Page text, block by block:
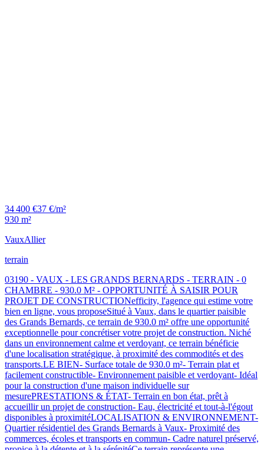
34 400 €37 €/m²
930 m²
VauxAllier
terrain
03190 - VAUX - LES GRANDS BERNARDS - TERRAIN - 0
CHAMBRE - 930.0 M² - OPPORTUNITÉ À SAISIR POUR
PROJET DE CONSTRUCTIONefficity, l'agence qui estime votre
bien en ligne, vous proposeSitué à Vaux, dans le quartier paisible
des Grands Bernards, ce terrain de 930.0 m² offre une opportunité
exceptionnelle pour concrétiser votre projet de construction. Niché
dans un environnement calme et verdoyant, ce terrain bénéficie
d'une localisation stratégique, à proximité des commodités et des
transports.LE BIEN- Surface totale de 930.0 m²- Terrain plat et
facilement constructible- Environnement paisible et verdoyant- Idéal
pour la construction d'une maison individuelle sur
mesurePRESTATIONS & ÉTAT- Terrain en bon état, prêt à
accueillir un projet de construction- Eau, électricité et tout-à-l'égout
disponibles à proximitéLOCALISATION & ENVIRONNEMENT-
Quartier résidentiel des Grands Bernards à Vaux- Proximité des
commerces, écoles et transports en commun- Cadre naturel préservé,